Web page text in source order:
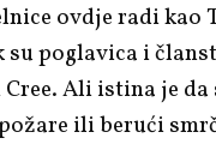
ovdje radi kao
su poglavica i
Ali istina je da
ili berući